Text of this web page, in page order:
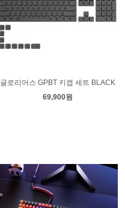
글로리어스 GPBT 키캡 세트 BLACK
69,900원